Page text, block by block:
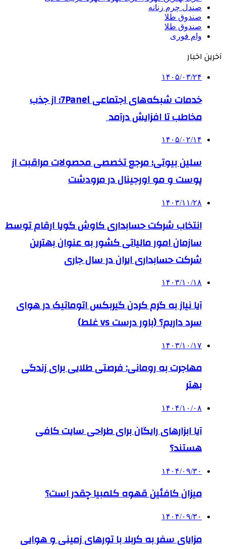
صندل چرم زنانه
صندوق طلا
صندوق طلا
وام فوری
آخرین اخبار
۱۴۰۵/۰۳/۲۴
خدمات شبکه‌های اجتماعی 7Panel؛ از جذب
مخاطب تا افزایش درآمد
۱۴۰۵/۰۲/۱۴
سلین بیوتی؛ مرجع تخصصی محصولات مراقبت از
پوست و مو اورجینال در مرودشت
۱۴۰۳/۱۱/۲۸
انتخاب شرکت حسابداری کاوش گویا ارقام توسط
سازمان امور مالیاتی کشور به عنوان بهترین
شرکت حسابداری ایران در سال جاری
۱۴۰۳/۱۰/۱۸
آیا نیاز به گرم کردن گیربکس اتوماتیک در هوای
سرد داریم؟ (باور درست vs غلط)
۱۴۰۳/۱۰/۱۷
مهاجرت به رومانی: فرصتی طلایی برای زندگی
بهتر
۱۴۰۴/۱۰/۰۸
آیا ابزارهای رایگان برای طراحی سایت کافی
هستند؟
۱۴۰۴/۰۹/۳۰
میزان کافئین قهوه کلمبیا چقدر است؟
۱۴۰۴/۰۹/۳۰
مزایای سفر به کربلا با تورهای زمینی و هوایی